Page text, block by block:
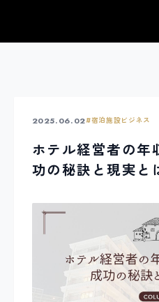
2025.06.02#宿泊施設ビジネス
ホテル経営者の年
功の秘訣と現実と